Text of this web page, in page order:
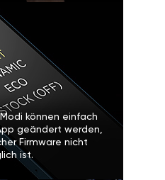
können einfach
geändert werden,
Firmware nicht
ist.